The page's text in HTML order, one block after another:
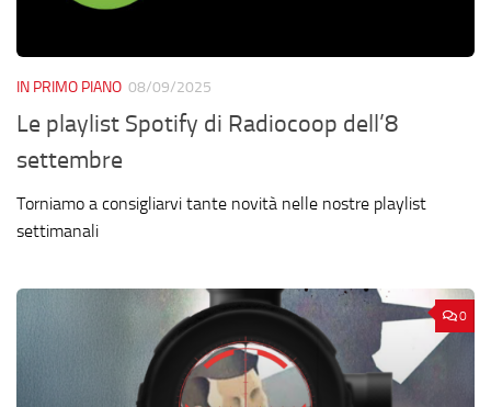
IN PRIMO PIANO 08/09/2025
Le playlist Spotify di Radiocoop dell’8
settembre
Torniamo a consigliarvi tante novità nelle nostre playlist
settimanali
0